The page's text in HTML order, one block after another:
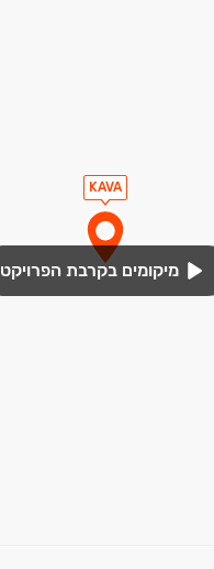
KAVA‏
מיקומים בקרבת הפרויקט